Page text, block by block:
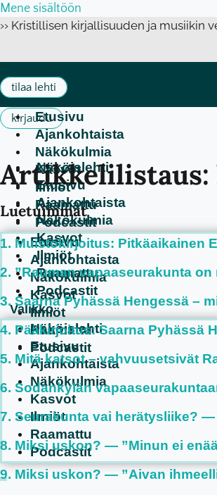
Mene sisältöön
›› Kristillisen kirjallisuuden ja musiikin
tilaa lehti
kirjauduEtusivu
Ajankohtaista
Näkökulmia
Kasvot
Ilmiöt
Raamattu
Podcastit
Etusivu
Ajankohtaista
Näkökulmia
Kasvot
Ilmiöt
Raamattu
Podcastit
Näköislehti
Etusivu
Ajankohtaista
Näkökulmia
Kasvot
Ilmiöt
Raamattu
Podcastit
Näköislehti
Etusivu
Ajankohtaista
Näkökulmia
Kasvot
Ilmiöt
Raamattu
Podcastit
Artikkelilistaus:
Luetuimmat
Muistokirjoitus: Pitkäaikainen
”Rauman vapaaseurakunta
Saarna Pyhässä Hengessä –
Pääkirjoitus: Saarna Pyhässä
Mitä katsot – vahvuusetsivät
Sodankylän
Seurakunta vai herätysliike?
Miksi uskon? — ”Minun ei
Miksi uskon? — ”Aivan